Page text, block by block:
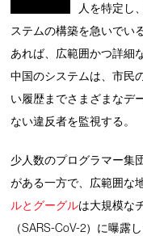
人を特定し
ステムの構築を急いでい
あれば、広範囲かつ詳細
中国のシステムは、市民
い履歴までさまざまなデ
ない違反者を監視する。
少人数のプログラマー集
がある一方で、広範囲な
ルとグーグルは大規模な
（SARS-CoV-2）に曝露